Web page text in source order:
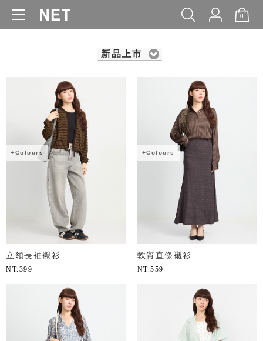
0
WOMEN MEN KIDS BABY
新品上市
+Colours
立領長袖襯衫
NT. 399
+Colours
軟質直條襯衫
NT.559